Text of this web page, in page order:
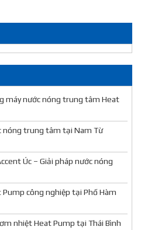
máy nước nóng trung tâm Heat
nóng trung tâm tại Nam Từ
Úc – Giải pháp nước nóng
công nghiệp tại Phố Hàm
nhiệt Heat Pump tại Thái Bình